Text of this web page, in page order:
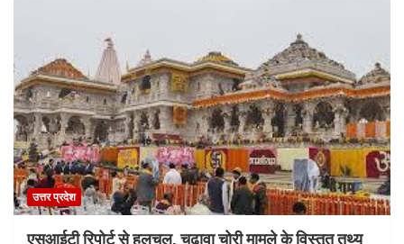
उत्तर प्रदेश
एसआईटी रिपोर्ट से हलचल, चढ़ावा चोरी मामले के विस्तृत तथ्य